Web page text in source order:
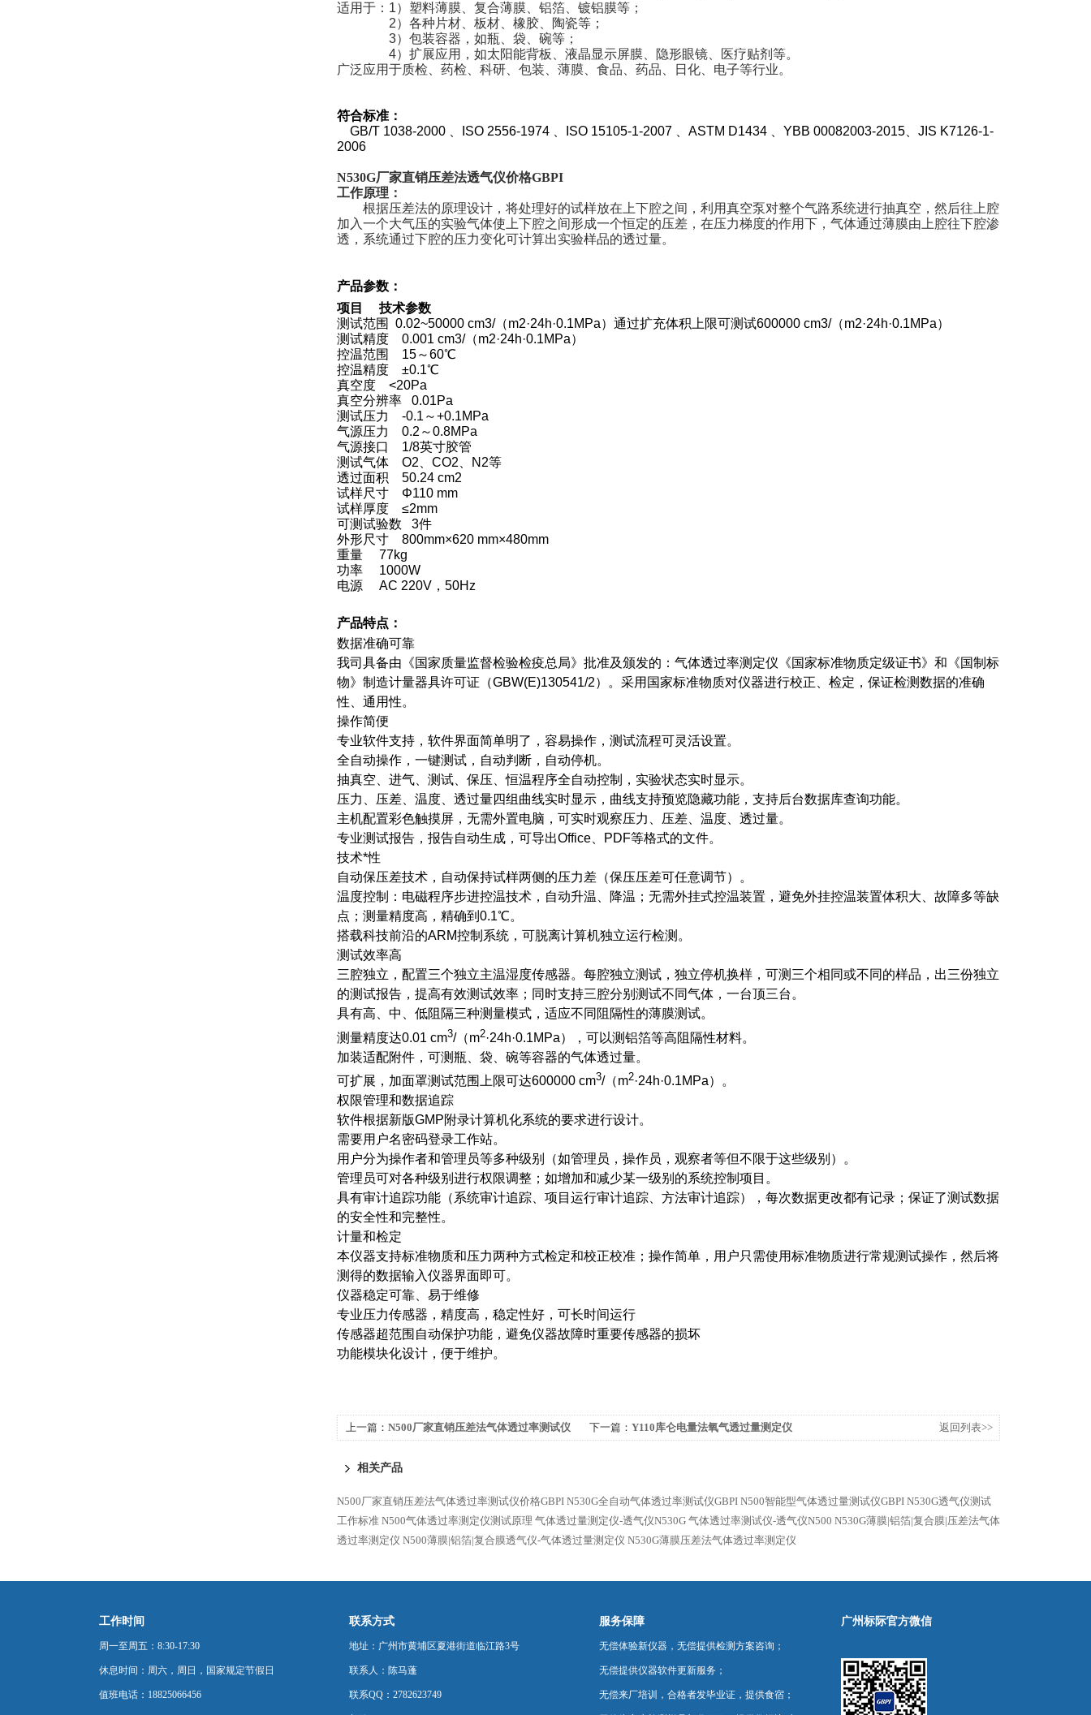
适用于：1）塑料薄膜、复合薄膜、铝箔、镀铝膜等；
2）各种片材、板材、橡胶、陶瓷等；
3）包装容器，如瓶、袋、碗等；
4）扩展应用，如太阳能背板、液晶显示屏膜、隐形眼镜、医疗贴剂等。
广泛应用于质检、药检、科研、包装、薄膜、食品、药品、日化、电子等行业。
符合标准：
GB/T 1038-2000
、ISO 2556-1974 、ISO 15105-1-2007 、ASTM D1434 、YBB 00082003-2015、JIS K7126-1-
2006
N530G厂家直销压差法透气仪价格GBPI
工作原理：
根据压差法的原理设计，将处理好的试样放在上下腔之间，利用真空泵对整个气路系统进行抽真空，然后往上腔
加入一个大气压的实验气体使上下腔之间形成一个恒定的压差，在压力梯度的作用下，气体通过薄膜由上腔往下腔渗
透，系统通过下腔的压力变化可计算出实验样品的透过量。
产品参数：
项目 技术参数
测试范围 0.02~50000 cm3/（m2·24h·0.1MPa）通过扩充体积上限可测试600000 cm3/（m2·24h·0.1MPa）
测试精度 0.001 cm3/（m2·24h·0.1MPa）
控温范围 15～60℃
控温精度 ±0.1℃
真空度 <20Pa
真空分辨率 0.01Pa
测试压力 -0.1～+0.1MPa
气源压力 0.2～0.8MPa
气源接口 1/8英寸胶管
测试气体 O2、CO2、N2等
透过面积 50.24 cm2
试样尺寸 Φ110 mm
试样厚度 ≤2mm
可测试验数 3件
外形尺寸 800mm×620 mm×480mm
重量 77kg
功率 1000W
电源 AC 220V，50Hz
产品特点：
数据准确可靠
我司具备由《国家质量监督检验检疫总局》批准及颁发的：气体透过率测定仪《国家标准物质定级证书》和《国制标
物》制造计量器具许可证（GBW(E)130541/2）。采用国家标准物质对仪器进行校正、检定，保证检测数据的准确
性、通用性。
操作简便
专业软件支持，软件界面简单明了，容易操作，测试流程可灵活设置。
全自动操作，一键测试，自动判断，自动停机。
抽真空、进气、测试、保压、恒温程序全自动控制，实验状态实时显示。
压力、压差、温度、透过量四组曲线实时显示，曲线支持预览隐藏功能，支持后台数据库查询功能。
主机配置彩色触摸屏，无需外置电脑，可实时观察压力、压差、温度、透过量。
专业测试报告，报告自动生成，可导出Office、PDF等格式的文件。
技术*性
自动保压差技术，自动保持试样两侧的压力差（保压压差可任意调节）。
温度控制：电磁程序步进控温技术，自动升温、降温；无需外挂式控温装置，避免外挂控温装置体积大、故障多等缺
点；测量精度高，精确到0.1℃。
搭载科技前沿的ARM控制系统，可脱离计算机独立运行检测。
测试效率高
三腔独立，配置三个独立主温湿度传感器。每腔独立测试，独立停机换样，可测三个相同或不同的样品，出三份独立
的测试报告，提高有效测试效率；同时支持三腔分别测试不同气体，一台顶三台。
具有高、中、低阻隔三种测量模式，适应不同阻隔性的薄膜测试。
测量精度达0.01 cm3/（m2·24h·0.1MPa），可以测铝箔等高阻隔性材料。
加装适配附件，可测瓶、袋、碗等容器的气体透过量。
可扩展，加面罩测试范围上限可达600000 cm3/（m2·24h·0.1MPa）。
权限管理和数据追踪
软件根据新版GMP附录计算机化系统的要求进行设计。
需要用户名密码登录工作站。
用户分为操作者和管理员等多种级别（如管理员，操作员，观察者等但不限于这些级别）。
管理员可对各种级别进行权限调整；如增加和减少某一级别的系统控制项目。
具有审计追踪功能（系统审计追踪、项目运行审计追踪、方法审计追踪），每次数据更改都有记录；保证了测试数据
的安全性和完整性。
计量和检定
本仪器支持标准物质和压力两种方式检定和校正校准；操作简单，用户只需使用标准物质进行常规测试操作，然后将
测得的数据输入仪器界面即可。
仪器稳定可靠、易于维修
专业压力传感器，精度高，稳定性好，可长时间运行
传感器超范围自动保护功能，避免仪器故障时重要传感器的损坏
功能模块化设计，便于维护。
上一篇： N500厂家直销压差法气体透过率测试仪
下一篇： Y110库仑电量法氧气透过量测定仪 返回列表>>
相关产品
N500厂家直销压差法气体透过率测试仪价格GBPI N530G全自动气体透过率测试仪GBPI N500智能型气体透过量测试仪GBPI N530G透气仪测试
工作标准 N500气体透过率测定仪测试原理 气体透过量测定仪-透气仪N530G 气体透过率测试仪-透气仪N500 N530G薄膜|铝箔|复合膜|压差法气体
透过率测定仪 N500薄膜|铝箔|复合膜透气仪-气体透过量测定仪 N530G薄膜压差法气体透过率测定仪
工作时间
周一至周五：8:30-17:30
休息时间：周六，周日，国家规定节假日
值班电话：18825066456
联系方式
地址：广州市黄埔区夏港街道临江路3号
联系人：陈马蓬
联系QQ：2782623749
服务保障
无偿体验新仪器，无偿提供检测方案咨询；
无偿提供仪器软件更新服务；
无偿来厂培训，合格者发毕业证，提供食宿；
广州标际官方微信